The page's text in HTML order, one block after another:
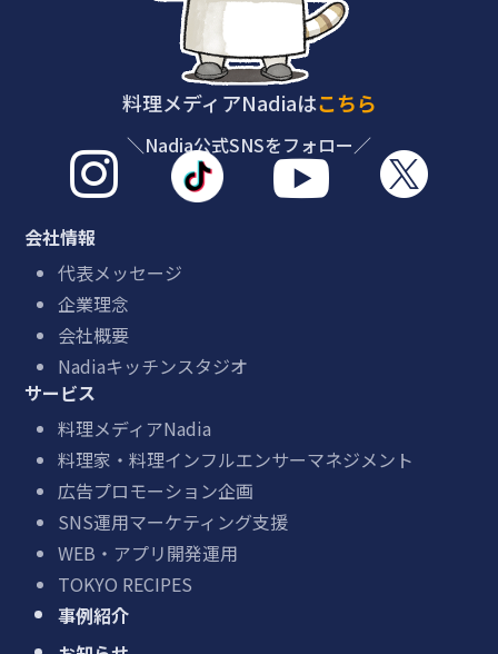
料理メディアNadiaはこちら
＼Nadia公式SNSをフォロー／
  
会社情報
代表メッセージ
企業理念
会社概要
Nadiaキッチンスタジオ
サービス
料理メディアNadia
料理家・料理インフルエンサーマネジメント
広告プロモーション企画
SNS運用マーケティング支援
WEB・アプリ開発運用
TOKYO RECIPES
事例紹介